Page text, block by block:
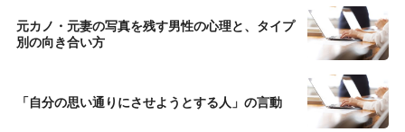
元カノ・元妻の写真を残す男性の心理と、タイプ
別の向き合い方
「自分の思い通りにさせようとする人」の言動